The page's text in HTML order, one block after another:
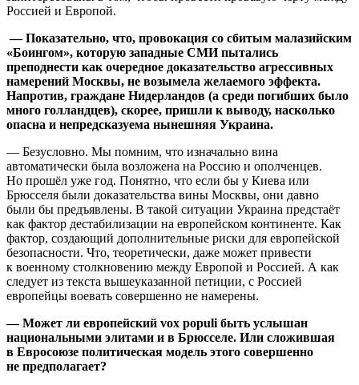
Россией и Европой.
— Показательно, что, провокация со сбитым малазийским
«Боингом», которую западные СМИ пытались
преподнести как очередное доказательство агрессивных
намерений Москвы, не возымела желаемого эффекта.
Напротив, граждане Нидерландов (а среди погибших было
много голландцев), скорее, пришли к выводу, насколько
опасна и непредсказуема нынешняя Украина.
— Безусловно. Мы помним, что изначально вина
автоматически была возложена на Россию и ополченцев.
Но прошёл уже год. Понятно, что если бы у Киева или
Брюсселя были доказательства вины Москвы, они давно
были бы предъявлены. В такой ситуации Украина предстаёт
как фактор дестабилизации на европейском континенте. Как
фактор, создающий дополнительные риски для европейской
безопасности. Что, теоретически, даже может привести
к военному столкновению между Европой и Россией. А как
следует из текста вышеуказанной петиции, с Россией
европейцы воевать совершенно не намерены.
— Может ли европейский vox populi быть услышан
национальными элитами и в Брюсселе. Или сложившая
в Евросоюзе политическая модель этого совершенно
не предполагает?